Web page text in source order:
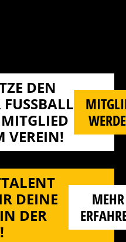
DEN
U
I
DEINE
DER
MEHR